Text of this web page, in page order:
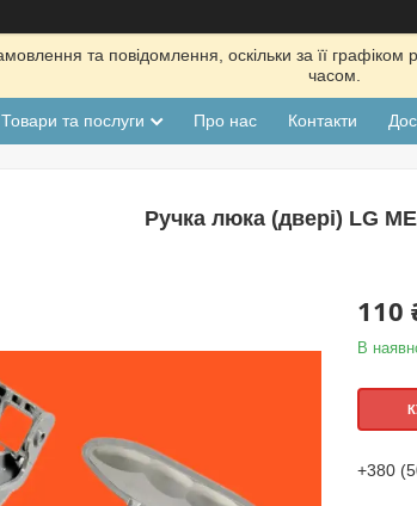
та повідомлення, оскільки за її
часом.
Товари та послуги Про нас Контакти
Ручка люка (двері) LG
110
В
+380